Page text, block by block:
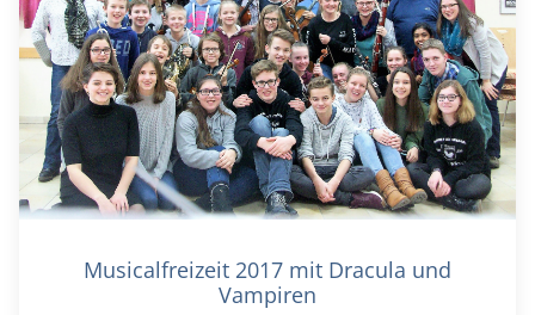
Musicalfreizeit 2017 mit Dracula und
Vampiren